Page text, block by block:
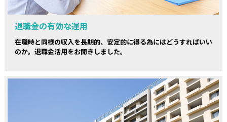
退職金の有効な運用
在職時と同様の収入を長期的、安定的に得る為にはどうすればいい
のか。退職金活用をお聞きしました。